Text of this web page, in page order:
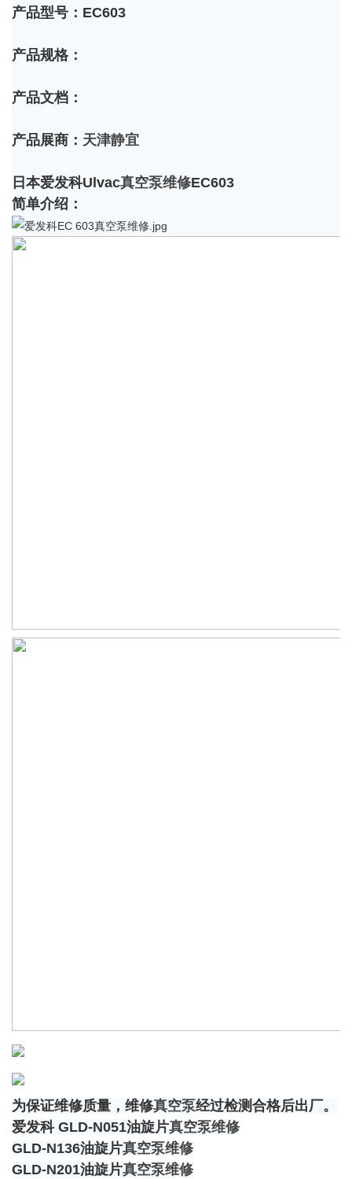
产品型号：EC603
产品规格：
产品文档：
产品展商： 天津静宜
日本爱发科Ulvac真空泵维修EC603
简单介绍：
为保证维修质量，维修真空泵经过检测合格后出厂。
爱发科 GLD-N051油旋片真空泵维修
GLD-N136油旋片真空泵维修
GLD-N201油旋片真空泵维修